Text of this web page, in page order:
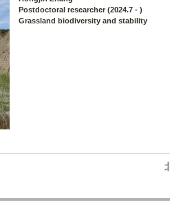
Postdoctoral researcher (2024.7 - )
Grassland biodiversity and stability